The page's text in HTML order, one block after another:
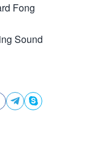
Fong
Sound
 